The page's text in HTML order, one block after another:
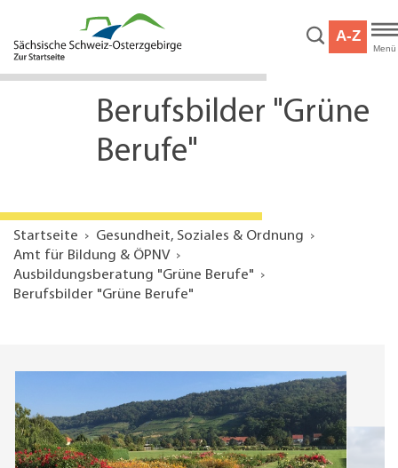
Hauptinhalt
Service
A-Z
Menü
Berufsbilder "Grüne
Berufe"
Startseite
Gesundheit, Soziales & Ordnung
Amt für Bildung & ÖPNV
Ausbildungsberatung "Grüne Berufe"
Berufsbilder "Grüne Berufe"